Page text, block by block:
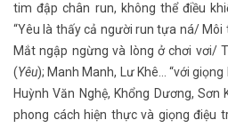
tim đập chân run, không thể điều
“Yêu là thấy cả người run tựa ná/
Mắt ngập ngừng và lòng ở chơi vơi/
(Yêu); Manh Manh, Lư Khê... “với
Huỳnh Văn Nghệ, Khổng Dương, Sơn
phong cách hiện thực và giọng điệu